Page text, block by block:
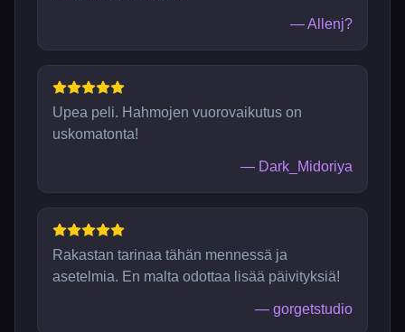
—Allenj?
Upea peli. Hahmojen vuorovaikutus on
uskomatonta!
— Dark_Midoriya
Rakastan tarinaa tähän mennessä ja
asetelmia. En malta odottaa lisää päivityksiä!
— gorgetstudio